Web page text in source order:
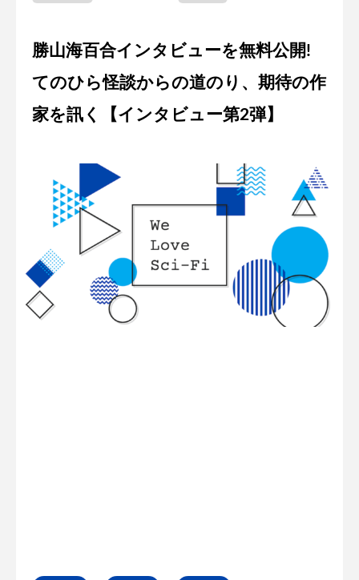
勝山海百合インタビューを無料公開!
てのひら怪談からの道のり、期待の作
家を訊く【インタビュー第2弾】